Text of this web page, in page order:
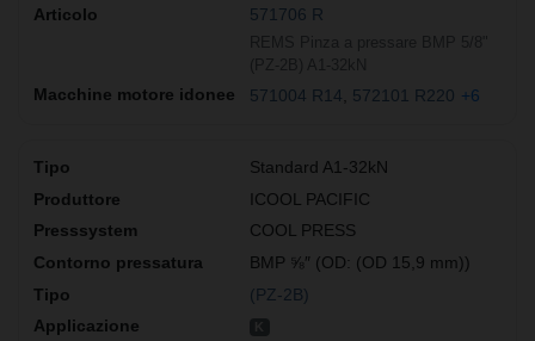
571706 R
571004 R14 572101 R220 +6
Standard A1-32kN
ICOOL PACIFIC
COOL PRESS
BMP ⅝″ (OD: (OD 15,9 mm))
(PZ-2B)